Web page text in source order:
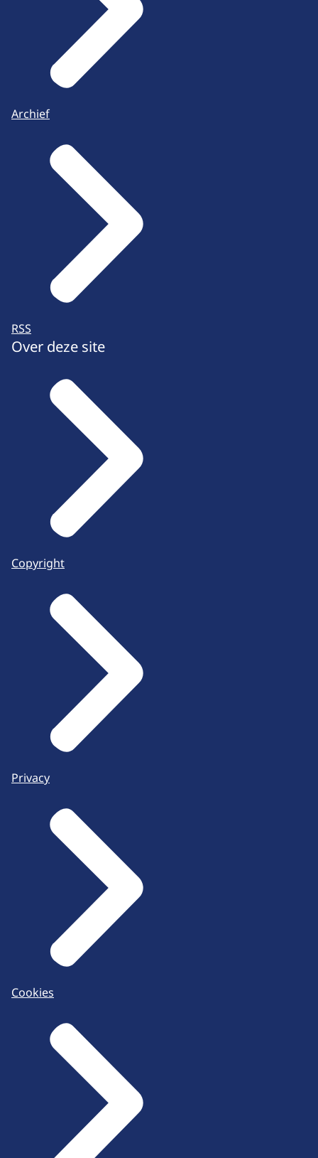
Archief
RSS
Over deze site
Copyright
Privacy
Cookies